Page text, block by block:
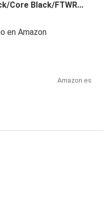
Core Black/FTWR...
en Amazon
Amazon.es